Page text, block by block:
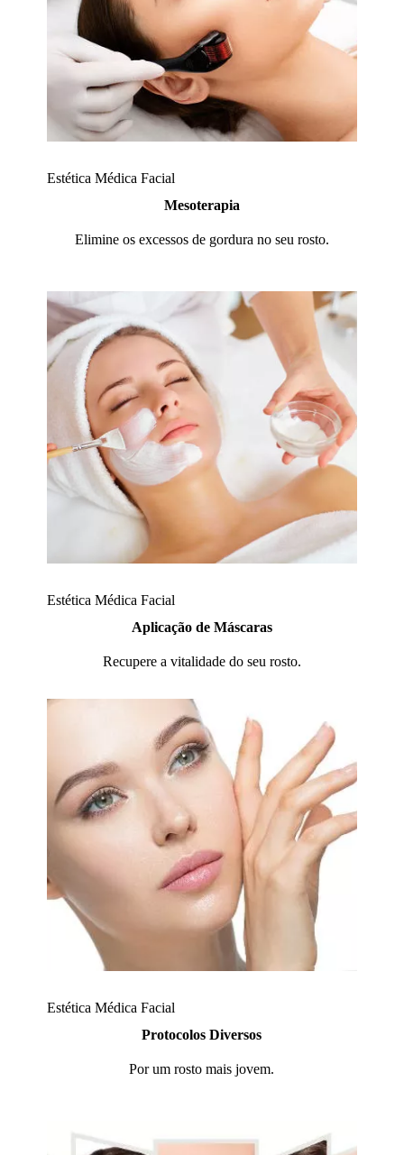
Estética Médica Facial
Mesoterapia
Elimine os excessos de gordura no seu rosto.
Estética Médica Facial
Aplicação de Máscaras
Recupere a vitalidade do seu rosto.
Estética Médica Facial
Protocolos Diversos
Por um rosto mais jovem.